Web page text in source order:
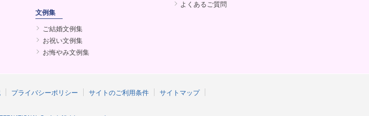
文例集
ご結婚文例集
お祝い文例集
お悔やみ文例集
よくあるご質問
プライバシーポリシー サイトのご利用条件 サイトマップ